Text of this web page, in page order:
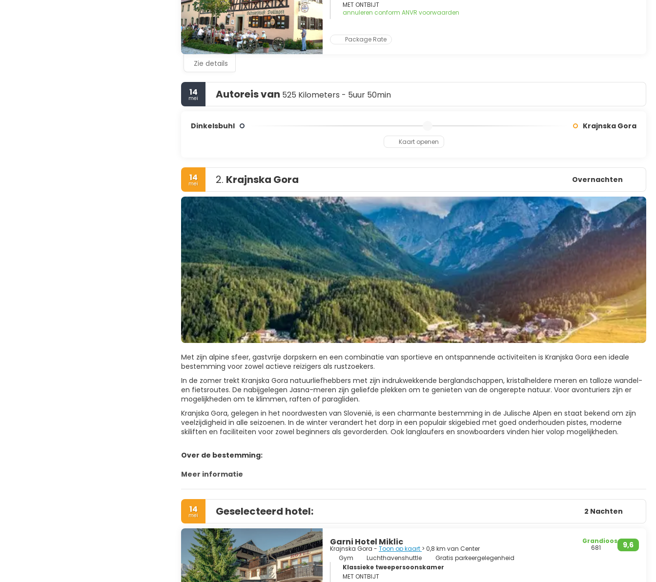
MET ONTBIJT
annuleren conform ANVR voorwaarden
Package Rate
Zie details
14
mei Autoreis van 525 Kilometers - 5uur 50min
Dinkelsbuhl Krajnska Gora
Kaart openen
14
mei 2. Krajnska Gora Overnachten
Over de bestemming:
Kranjska Gora, gelegen in het noordwesten van Slovenië, is een charmante bestemming in de Julische Alpen en staat bekend om zijn
veelzijdigheid in alle seizoenen. In de winter verandert het dorp in een populair skigebied met goed onderhouden pistes, moderne
skiliften en faciliteiten voor zowel beginners als gevorderden. Ook langlaufers en snowboarders vinden hier volop mogelijkheden.
In de zomer trekt Kranjska Gora natuurliefhebbers met zijn indrukwekkende berglandschappen, kristalheldere meren en talloze wandel-
en fietsroutes. De nabijgelegen Jasna-meren zijn geliefde plekken om te genieten van de ongerepte natuur. Voor avonturiers zijn er
mogelijkheden om te klimmen, raften of paragliden.
Met zijn alpine sfeer, gastvrije dorpskern en een combinatie van sportieve en ontspannende activiteiten is Kranjska Gora een ideale
bestemming voor zowel actieve reizigers als rustzoekers.
Meer informatie
14
mei Geselecteerd hotel: 2 Nachten
Garni Hotel Miklic
Krajnska Gora - Toon op kaart > 0,8 km van Center 9,6
Grandioos
681
Gym
Luchthavenshuttle
Gratis parkeergelegenheid
Klassieke tweepersoonskamer
MET ONTBIJT